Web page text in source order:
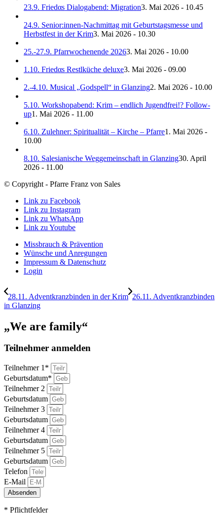
23.9. Friedαs Dialogabend: Migration3. Mai 2026 - 10.45
24.9. Senior:innen-Nachmittag mit Geburtstagsmesse und
Herbstfest in der Krim3. Mai 2026 - 10.30
25.-27.9. Pfarrwochenende 20263. Mai 2026 - 10.00
1.10. Friedαs Restlküche deluxe3. Mai 2026 - 09.00
2.-4.10. Musical „Godspell“ in Glanzing2. Mai 2026 - 10.00
5.10. Workshopabend: Krim – endlich Jugendfrei!? Follow-
up1. Mai 2026 - 11.00
6.10. Zulehner: Spiritualität – Kirche – Pfarre1. Mai 2026 -
10.00
8.10. Salesianische Weggemeinschaft in Glanzing30. April
2026 - 11.00
© Copyright - Pfarre Franz von Sales
Link zu Facebook
Link zu Instagram
Link zu WhatsApp
Link zu Youtube
Missbrauch & Prävention
Wünsche und Anregungen
Impressum & Datenschutz
Login
28.11. Adventkranzbinden in der Krim 26.11. Adventkranzbinden
in Glanzing
„We are family“
Teilnehmer anmelden
Teilnehmer 1*
Geburtsdatum*
Teilnehmer 2
Geburtsdatum
Teilnehmer 3
Geburtsdatum
Teilnehmer 4
Geburtsdatum
Teilnehmer 5
Geburtsdatum
Telefon
E-Mail
Absenden
* Pflichtfelder